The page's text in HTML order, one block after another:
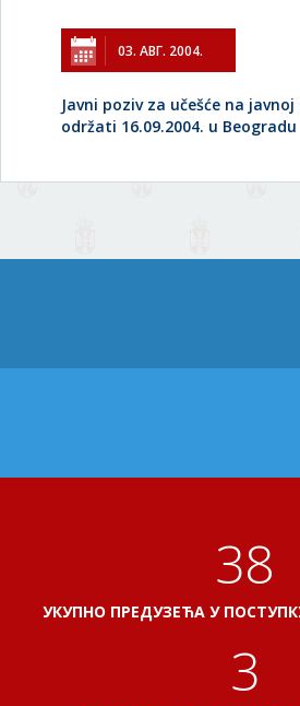
03. АВГ. 2004.
Javni poziv za učešće na
održati 16.09.2004. u Beogradu
41
УКУПНО ПРЕДУЗЕЋА У
3